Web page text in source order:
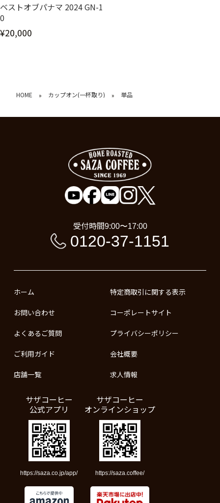
ベストオブパナマ 2024 GN-1
0
¥20,000
HOME » カップオン(一杯取り) » 単品
受付時間9:00〜17:00
0120-37-1151
ホーム
お問い合わせ
よくあるご質問
ご利用ガイド
店舗一覧
特定商取引に関する表示
コーポレートサイト
プライバシーポリシー
会社概要
求人情報
サザコーヒー
公式アプリ
https://saza.co.jp/app/
サザコーヒー
オンラインショップ
https://saza.coffee/